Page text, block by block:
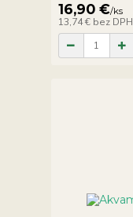
16,90 €/ks
13,74 € bez DPH